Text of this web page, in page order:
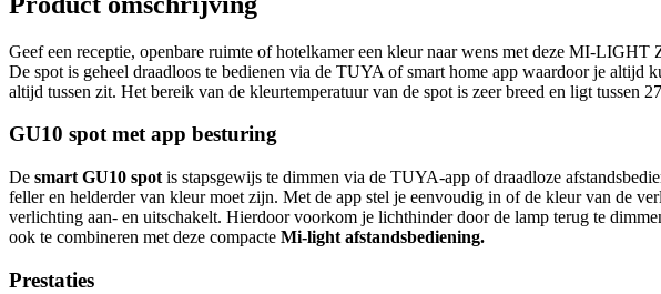
aantal
Geef een receptie, openbare ruimte of hotelkamer een kleur naar wens met deze MI-
De spot is geheel draadloos te bedienen via de TUYA of smart home app waardoor je altijd
altijd tussen zit. Het bereik van de kleurtemperatuur van de spot is zeer breed en ligt tussen
GU10 spot met app besturing
De smart GU10 spot is stapsgewijs te dimmen via de TUYA-app of draadloze
feller en helderder van kleur moet zijn. Met de app stel je eenvoudig in of de kleur van de
verlichting aan- en uitschakelt. Hierdoor voorkom je lichthinder door de lamp terug te
ook te combineren met deze compacte Mi-light afstandsbediening.
Prestaties